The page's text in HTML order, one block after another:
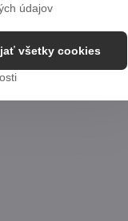
údajov
všetky cookies